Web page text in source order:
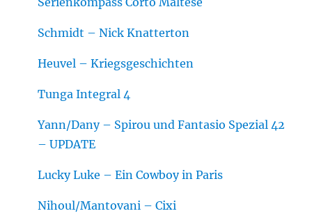
Schmidt – Nick Knatterton
Heuvel – Kriegsgeschichten
Tunga Integral 4
Yann/Dany – Spirou und Fantasio Spezial 42
– UPDATE
Lucky Luke – Ein Cowboy in Paris
Nihoul/Mantovani – Cixi